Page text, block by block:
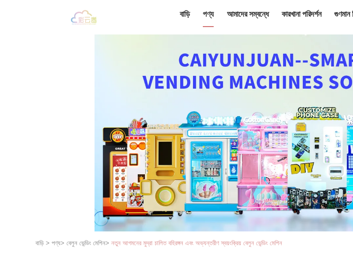
বাড়ি পণ্য আমাদের সম্বন্ধে কারখানা পরিদর্শন গুণমান
বাড়ি > পণ্য> বেলুন ভেন্ডিং মেশিন> নতুন আগমনের মুদ্রা চালিত বহিরঙ্গন এবং অভ্যন্তরীণ স্বয়ংক্রিয় বেলুন ভেন্ডিং মেশিন